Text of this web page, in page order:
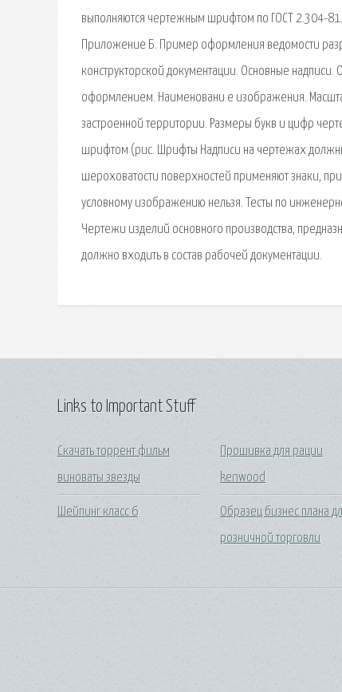
выполняются чертежным шрифтом по ГОСТ 2.304-
Приложение Б. Пример оформления ведомости
конструкторской документации. Основные
оформлением. Наименовани е изображения.
застроенной тер­ритории. Размеры букв и цифр
шрифтом (рис. Шрифты Надписи на чертежах
шероховатости поверхностей применяют знаки,
условному изображению нельзя. Тесты по
Чертежи изделий основного производства,
должно входить в состав рабочей документации.
Links to Important Stuff
Скачать торрент фильм
виноваты звезды
Шейпинг класс 6
Прошивка для рации
kenwood
Образец бизнес плана
розничной торговли